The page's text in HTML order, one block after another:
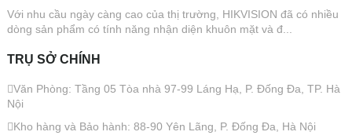
Với nhu cầu ngày càng cao của thị trường, HIKVISION đã có nhiều
dòng sản phẩm có tính năng nhận diện khuôn mặt và đ...
TRỤ SỞ CHÍNH
Văn Phòng: Tầng 05 Tòa nhà 97-99 Láng Hạ, P. Đống Đa, TP. Hà
Nội
Kho hàng và Bảo hành: 88-90 Yên Lãng, P. Đống Đa, Hà Nội